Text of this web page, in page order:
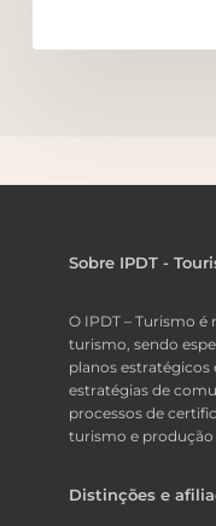
Sobre IPDT -
O IPDT – Turismo
turismo, sendo
planos estratégicos
estratégias de
processos de
turismo e produção
Distinções e